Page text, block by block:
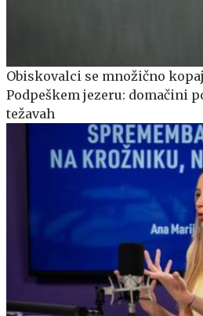
Obiskovalci se množično
Podpeškem jezeru: domačini
težavah